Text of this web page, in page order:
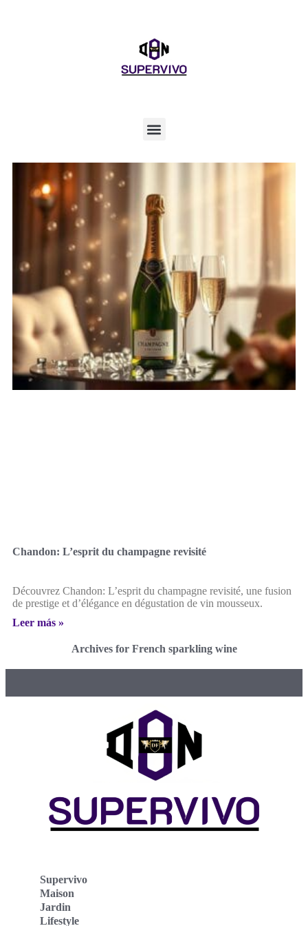
Chandon: L’esprit du champagne revisité
Découvrez Chandon: L’esprit du champagne revisité, une fusion
de prestige et d’élégance en dégustation de vin mousseux.
Leer más »
Archives for French sparkling wine
Supervivo
Maison
Jardin
Lifestyle